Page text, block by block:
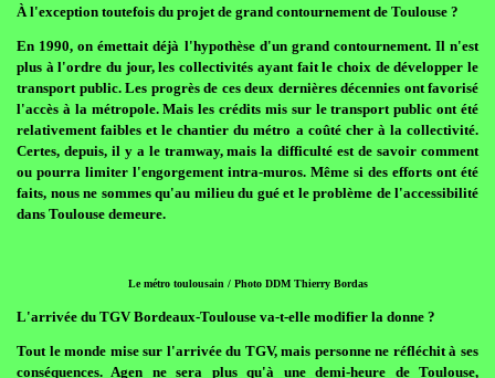
À l'exception toutefois du projet de grand contournement de Toulouse ?
En 1990, on émettait déjà l'hypothèse d'un grand contournement. Il n'est
plus à l'ordre du jour, les collectivités ayant fait le choix de développer le
transport public. Les progrès de ces deux dernières décennies ont favorisé
l'accès à la métropole. Mais les crédits mis sur le transport public ont été
relativement faibles et le chantier du métro a coûté cher à la collectivité.
Certes, depuis, il y a le tramway, mais la difficulté est de savoir comment
ou pourra limiter l'engorgement intra-muros. Même si des efforts ont été
faits, nous ne sommes qu'au milieu du gué et le problème de l'accessibilité
dans Toulouse demeure.
Le métro toulousain / Photo DDM Thierry Bordas
L'arrivée du TGV Bordeaux-Toulouse va-t-elle modifier la donne ?
Tout le monde mise sur l'arrivée du TGV, mais personne ne réfléchit à ses
conséquences. Agen ne sera plus qu'à une demi-heure de Toulouse,